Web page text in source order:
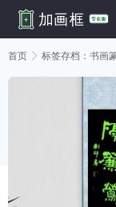
首页  标签存档：书画